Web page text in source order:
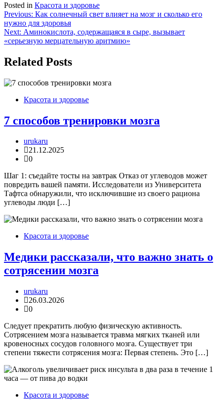
Posted in Красота и здоровье
Навигация
по
записям
Previous: Как солнечный свет влияет на мозг и сколько его
нужно для здоровья
Next: Аминокислота, содержащаяся в сыре, вызывает
«серьезную мерцательную аритмию»
Related Posts
Красота и здоровье
7 способов тренировки мозга
urukaru
21.12.2025
0
Шаг 1: съедайте тосты на завтрак Отказ от углеводов может
повредить вашей памяти. Исследователи из Университета
Тафтса обнаружили, что исключившие из своего рациона
углеводы люди […]
Красота и здоровье
Медики рассказали, что важно знать о
сотрясении мозга
urukaru
26.03.2026
0
Следует прекратить любую физическую активность.
Сотрясением мозга называется травма мягких тканей или
кровеносных сосудов головного мозга. Существует три
степени тяжести сотрясения мозга: Первая степень. Это […]
Красота и здоровье